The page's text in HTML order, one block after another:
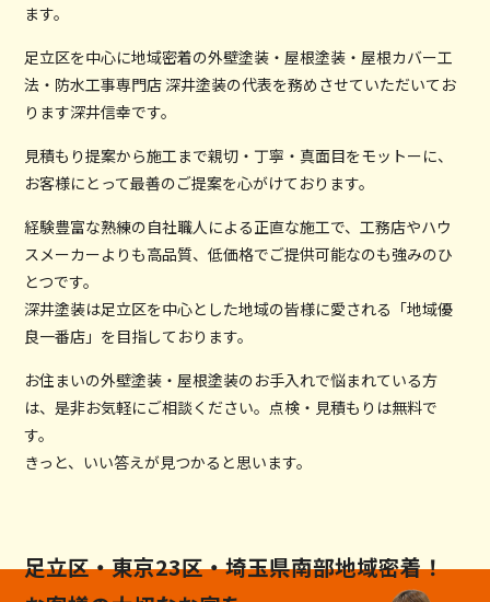
ます。
足立区を中心に地域密着の外壁塗装・屋根塗装・屋根カバー工
法・防水工事専門店 深井塗装の代表を務めさせていただいてお
ります深井信幸です。
見積もり提案から施工まで親切・丁寧・真面目をモットーに、
お客様にとって最善のご提案を心がけております。
経験豊富な熟練の自社職人による正直な施工で、工務店やハウ
スメーカーよりも高品質、低価格でご提供可能なのも強みのひ
とつです。
深井塗装は足立区を中心とした地域の皆様に愛される「地域優
良一番店」を目指しております。
お住まいの外壁塗装・屋根塗装のお手入れで悩まれている方
は、是非お気軽にご相談ください。点検・見積もりは無料で
す。
きっと、いい答えが見つかると思います。
足立区・東京23区・埼玉県南部地域密着！